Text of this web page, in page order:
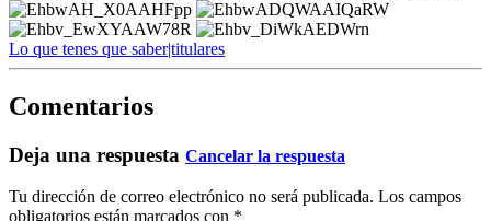
Lo que tenes que saber|titulares
Comentarios
Deja una respuesta Cancelar la respuesta
Tu dirección de correo electrónico no será publicada. Los campos
obligatorios están marcados con *